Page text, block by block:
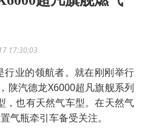
17:30:03
行业的领航者。就在刚刚举行
陕汽德龙X6000超凡旗舰系列
，也有天然气车型。在天然气
气瓶牵引车备受关注。